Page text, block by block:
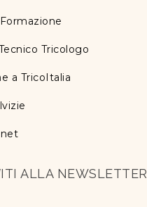
Tricologo
a TricoItalia
ALLA NEWSLETTER